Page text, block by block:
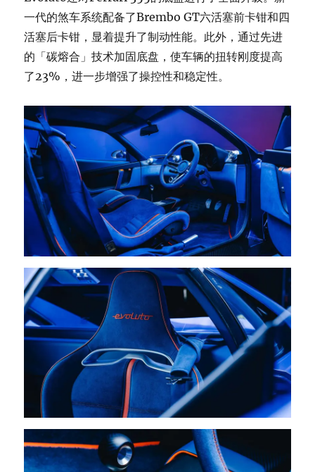
一代的煞车系统配备了Brembo GT六活塞前卡钳和四
活塞后卡钳，显着提升了制动性能。此外，通过先进
的「碳熔合」技术加固底盘，使车辆的扭转刚度提高
了23%，进一步增强了操控性和稳定性。